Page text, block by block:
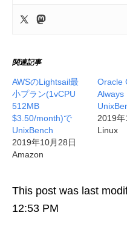
関連記事
AWSのLightsail最
小プラン(1vCPU
512MB
$3.50/month)で
UnixBench
2019年10月28日
Amazon
Oracle
Always
2019年
Linux
This post was last
12:53 PM